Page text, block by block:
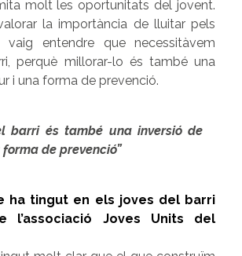
molt les oportunitats del jovent.
la importància de lluitar pels
vaig entendre que necessitàvem
perquè millorar-lo és també una
i una forma de prevenció.
barri és també una inversió de
de prevenció”
ha tingut en els joves del barri
l’associació Joves Units del